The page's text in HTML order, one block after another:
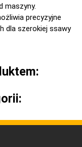
maszyny.
precyzyjne
dla szerokiej ssawy